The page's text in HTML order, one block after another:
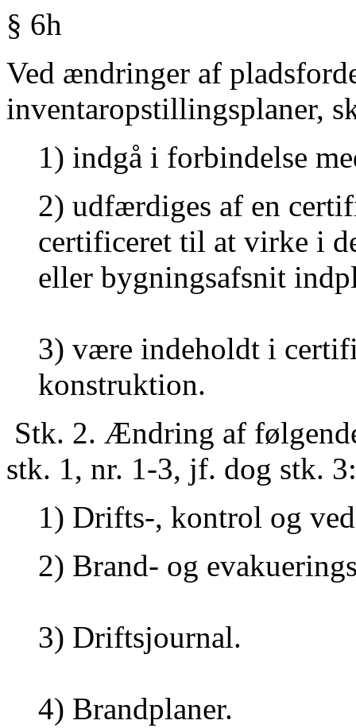
§ 6h
Ved ændringer af
inventaropstillingsplaner,
1) indgå i forbindelse
2) udfærdiges af en
certificeret til at virke i
eller bygningsafsnit
3) være indeholdt i
konstruktion.
Stk. 2. Ændring af
stk. 1, nr. 1-3, jf. dog stk. 3:
1) Drifts-, kontrol og
2) Brand- og
3) Driftsjournal.
4) Brandplaner.